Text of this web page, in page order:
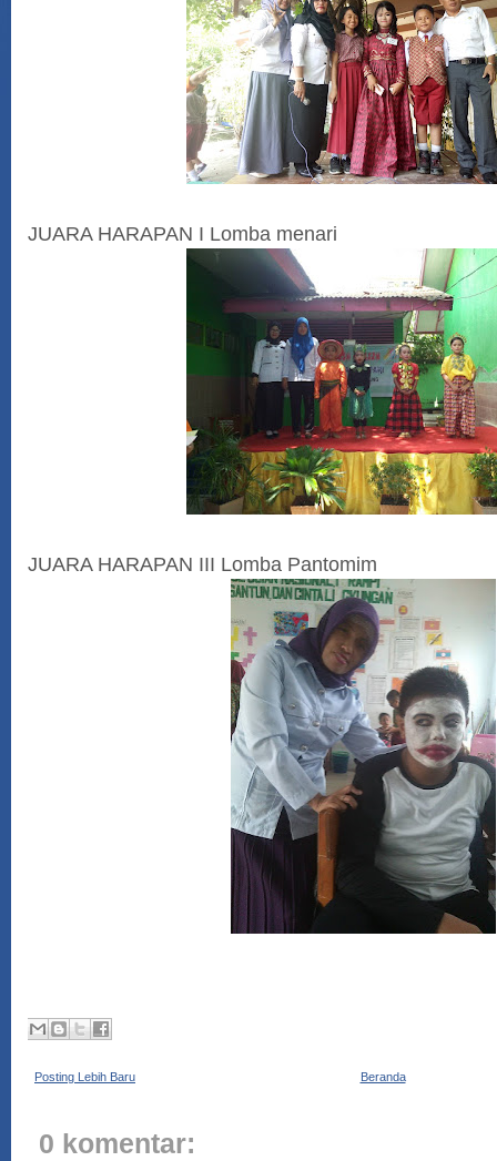
JUARA HARAPAN I Lomba menari
JUARA HARAPAN III Lomba Pantomim
Posting Lebih Baru Beranda
0 komentar: